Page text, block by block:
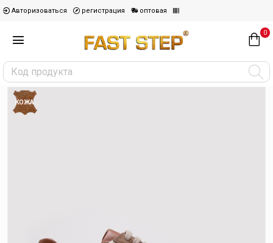
Авторизоваться регистрация оптовая
0
КОЖА